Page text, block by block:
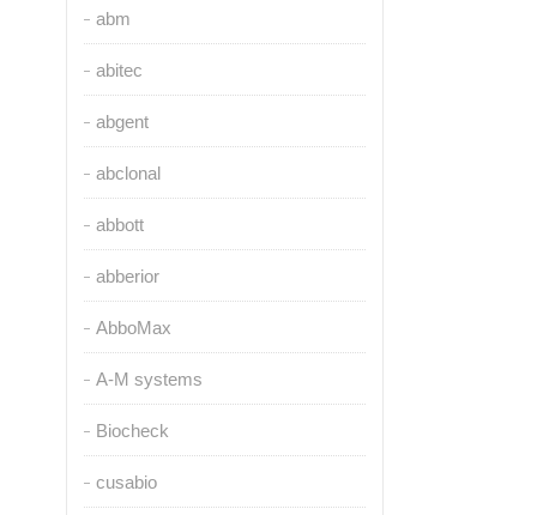
abm
abitec
abgent
abclonal
abbott
abberior
AbboMax
A-M systems
Biocheck
cusabio